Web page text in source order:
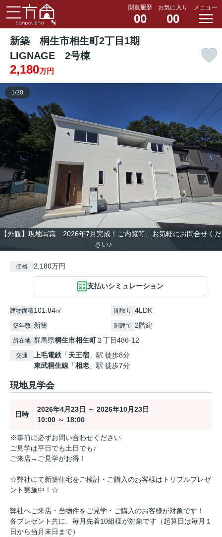
閲覧履歴
00
お気に入り
00
メニュー
新築 桐生市相生町2丁目1期
LIGNAGE 2号棟
2,180万円
【外観】現地写真 2026年7月完成！ご内覧等、お気軽にお問合せくだ
さい♪
1/30
価格 2,180万円
支払いシミュレーション
建物面積101.84㎡ 間取り 4LDK
築年数 新築 階建て 2階建
所在地 群馬県桐生市相生町２丁目486-12
交通 上毛電鉄 「天王宿 」駅 徒歩8分
東武桐生線 「相老 」駅 徒歩7分
現地見学会
日時
2026年4月23日 ～ 2026年10月23日
10:00 ～ 18:00
※事前に必ずお問い合わせください
ご見学は平日でも土日でも♪
ご来店→ご見学がお得！
☆弊社にて新築住宅をご検討・ご購入のお客様はトリプルプレゼ
ント実施中！☆
弊社へご来店・当物件をご見学・ご購入のお客様が対象です！
各プレゼント共に、毎月先着10組様が対象です（起算日は毎月１
日から当月末日まで）